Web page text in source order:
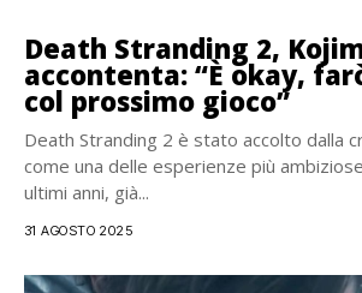
Death Stranding 2,
accontenta: “È okay,
col prossimo gioco”
Death Stranding 2 è stato accolto dalla
come una delle esperienze più
ultimi anni, già...
31 AGOSTO 2025